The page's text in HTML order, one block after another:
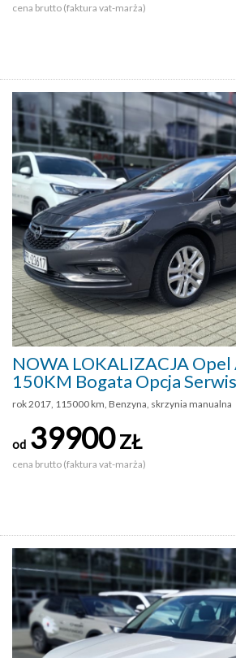
cena brutto (faktura vat-marża)
NOWA LOKALIZACJA
150KM Bogata Opcja
rok 2017, 115000 km, Benzyna, skrzynia manualna
od 39900ZŁ
cena brutto (faktura vat-marża)